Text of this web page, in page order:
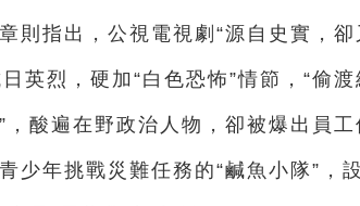
則指出，公視電視劇“源自史實，
英烈，硬加“白色恐怖”情節，“偷渡
，酸遍在野政治人物，卻被爆出員
少年挑戰災難任務的“鹹魚小隊”，